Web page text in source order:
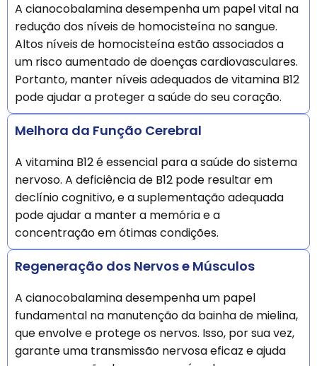
A cianocobalamina desempenha um papel vital na
redução dos níveis de homocisteína no sangue.
Altos níveis de homocisteína estão associados a
um risco aumentado de doenças cardiovasculares.
Portanto, manter níveis adequados de vitamina B12
pode ajudar a proteger a saúde do seu coração.
Melhora da Função Cerebral
A vitamina B12 é essencial para a saúde do sistema
nervoso. A deficiência de B12 pode resultar em
declínio cognitivo, e a suplementação adequada
pode ajudar a manter a memória e a
concentração em ótimas condições.
Regeneração dos Nervos e Músculos
A cianocobalamina desempenha um papel
fundamental na manutenção da bainha de mielina,
que envolve e protege os nervos. Isso, por sua vez,
garante uma transmissão nervosa eficaz e ajuda